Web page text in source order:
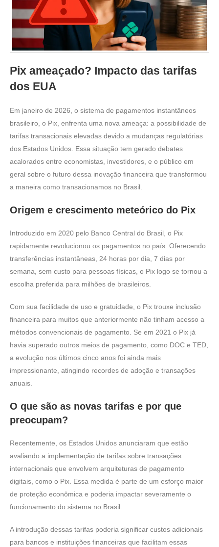
Pix ameaçado? Impacto das tarifas
dos EUA
Em janeiro de 2026, o sistema de pagamentos instantâneos
brasileiro, o Pix, enfrenta uma nova ameaça: a possibilidade de
tarifas transacionais elevadas devido a mudanças regulatórias
dos Estados Unidos. Essa situação tem gerado debates
acalorados entre economistas, investidores, e o público em
geral sobre o futuro dessa inovação financeira que transformou
a maneira como transacionamos no Brasil.
Origem e crescimento meteórico do Pix
Introduzido em 2020 pelo Banco Central do Brasil, o Pix
rapidamente revolucionou os pagamentos no país. Oferecendo
transferências instantâneas, 24 horas por dia, 7 dias por
semana, sem custo para pessoas físicas, o Pix logo se tornou a
escolha preferida para milhões de brasileiros.
Com sua facilidade de uso e gratuidade, o Pix trouxe inclusão
financeira para muitos que anteriormente não tinham acesso a
métodos convencionais de pagamento. Se em 2021 o Pix já
havia superado outros meios de pagamento, como DOC e TED,
a evolução nos últimos cinco anos foi ainda mais
impressionante, atingindo recordes de adoção e transações
anuais.
O que são as novas tarifas e por que
preocupam?
Recentemente, os Estados Unidos anunciaram que estão
avaliando a implementação de tarifas sobre transações
internacionais que envolvem arquiteturas de pagamento
digitais, como o Pix. Essa medida é parte de um esforço maior
de proteção econômica e poderia impactar severamente o
funcionamento do sistema no Brasil.
A introdução dessas tarifas poderia significar custos adicionais
para bancos e instituições financeiras que facilitam essas